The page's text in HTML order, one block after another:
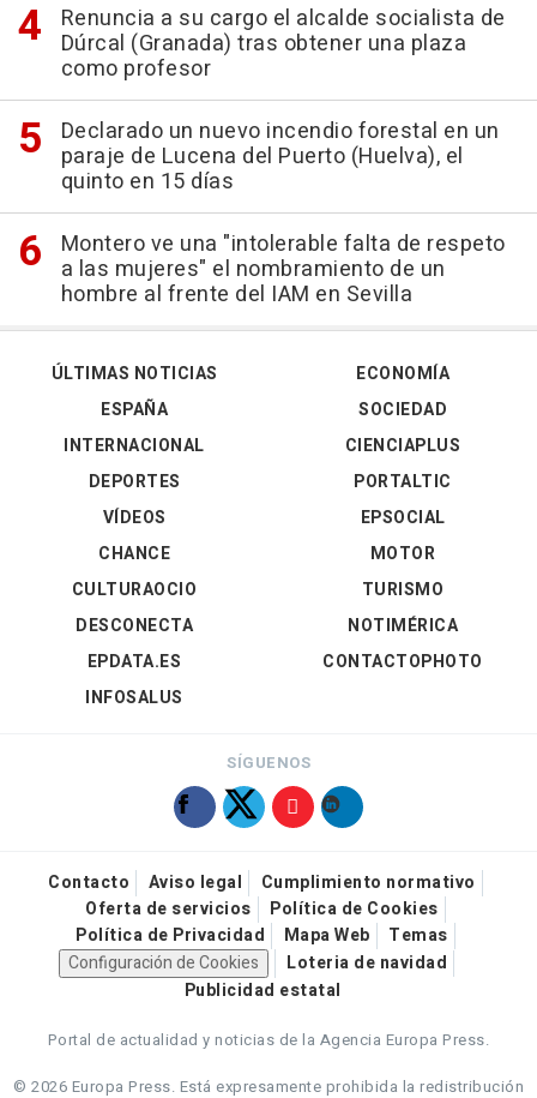
Renuncia a su cargo el alcalde socialista de
Dúrcal (Granada) tras obtener una plaza
como profesor
Declarado un nuevo incendio forestal en un
paraje de Lucena del Puerto (Huelva), el
quinto en 15 días
Montero ve una "intolerable falta de respeto
a las mujeres" el nombramiento de un
hombre al frente del IAM en Sevilla
ÚLTIMAS NOTICIAS
ESPAÑA
INTERNACIONAL
DEPORTES
VÍDEOS
ECONOMÍA
SOCIEDAD
CIENCIAPLUS
PORTALTIC
EPSOCIAL
CHANCE
CULTURAOCIO
DESCONECTA
EPDATA.ES
INFOSALUS
MOTOR
TURISMO
NOTIMÉRICA
CONTACTOPHOTO
SÍGUENOS
Contacto Aviso legal
Cumplimiento normativo
Oferta de servicios
Política de Cookies
Política de Privacidad
Mapa Web
Temas
Configuración de Cookies
Loteria de navidad
Publicidad estatal
Portal de actualidad y noticias de la Agencia Europa Press.
© 2026 Europa Press. Está expresamente prohibida la redistribución